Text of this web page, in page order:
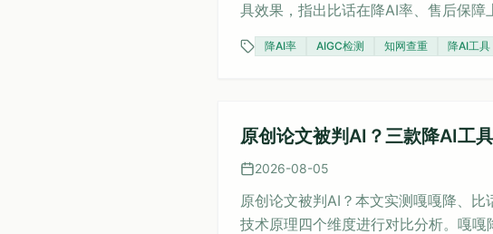
具效果，指出比话在降AI率、售后保
议，帮助毕业生高效通过检测，避免踩
降AI率 AIGC检测 知网查重 降AI工具
原创论文被判AI？三款降AI工
2026-08-05
原创论文被判AI？本文实测嘎嘎降、
技术原理四个维度进行对比分析。嘎